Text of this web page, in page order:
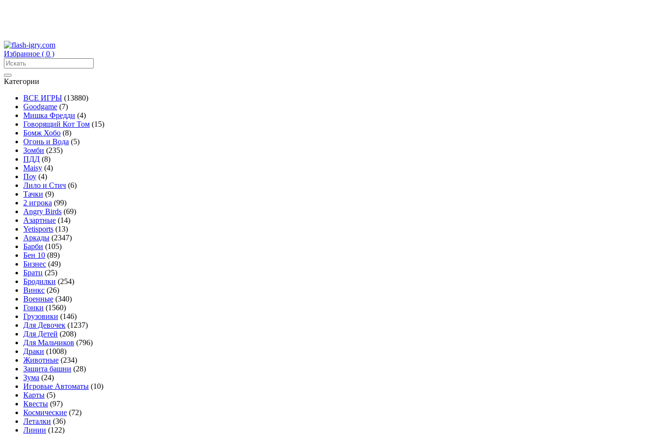
Избранное ( 0 )
Категории
ВСЕ ИГРЫ (13880)
Goodgame (7)
Мишка Фредди (4)
Говорящий Кот Том (15)
Бомж Хобо (8)
Огонь и Вода (5)
Зомби (235)
ПДД (8)
Maisy (4)
Поу (4)
Лило и Стич (6)
Тачки (9)
2 игрока (99)
Angry Birds (69)
Азартные (14)
Yetisports (13)
Аркады (2347)
Барби (105)
Бен 10 (89)
Бизнес (49)
Братц (25)
Бродилки (254)
Винкс (26)
Военные (340)
Гонки (1560)
Грузовики (146)
Для Девочек (1237)
Для Детей (208)
Для Мальчиков (796)
Драки (1008)
Животные (234)
Защита башни (28)
Зума (24)
Игровые Автоматы (10)
Карты (5)
Квесты (97)
Космические (72)
Леталки (36)
Линии (122)